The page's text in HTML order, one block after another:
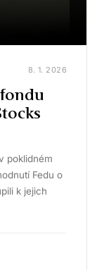
8. 1. 2026
poklidném
Fedu o
k jejich